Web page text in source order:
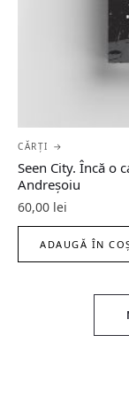
CĂRȚI →
Seen City. Încă o
Andreșoiu
60,00 lei
ADAUGĂ ÎN